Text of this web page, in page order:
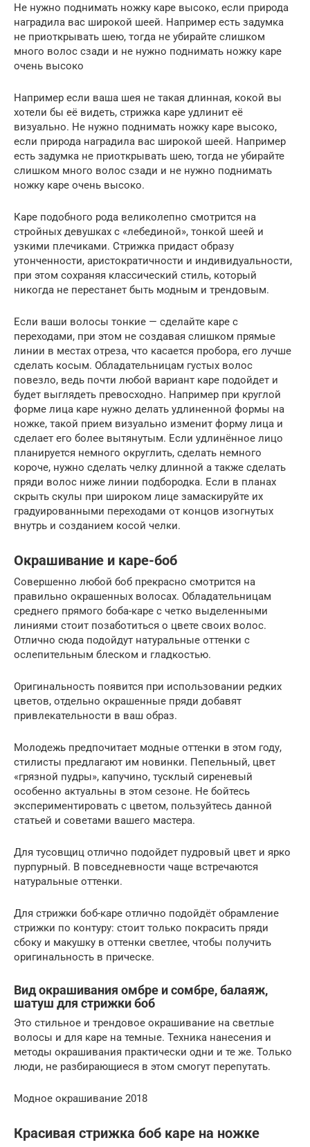
Не нужно поднимать ножку каре высоко, если природа
наградила вас широкой шеей. Например есть задумка
не приоткрывать шею, тогда не убирайте слишком
много волос сзади и не нужно поднимать ножку каре
очень высоко
Например если ваша шея не такая длинная, кокой вы
хотели бы её видеть, стрижка каре удлинит её
визуально. Не нужно поднимать ножку каре высоко,
если природа наградила вас широкой шеей. Например
есть задумка не приоткрывать шею, тогда не убирайте
слишком много волос сзади и не нужно поднимать
ножку каре очень высоко.
Каре подобного рода великолепно смотрится на
стройных девушках с «лебединой», тонкой шеей и
узкими плечиками. Стрижка придаст образу
утонченности, аристократичности и индивидуальности,
при этом сохраняя классический стиль, который
никогда не перестанет быть модным и трендовым.
Если ваши волосы тонкие — сделайте каре с
переходами, при этом не создавая слишком прямые
линии в местах отреза, что касается пробора, его лучше
сделать косым. Обладательницам густых волос
повезло, ведь почти любой вариант каре подойдет и
будет выглядеть превосходно. Например при круглой
форме лица каре нужно делать удлиненной формы на
ножке, такой прием визуально изменит форму лица и
сделает его более вытянутым. Если удлинённое лицо
планируется немного округлить, сделать немного
короче, нужно сделать челку длинной а также сделать
пряди волос ниже линии подбородка. Если в планах
скрыть скулы при широком лице замаскируйте их
градуированными переходами от концов изогнутых
внутрь и созданием косой челки.
Окрашивание и каре-боб
Совершенно любой боб прекрасно смотрится на
правильно окрашенных волосах. Обладательницам
среднего прямого боба-каре с четко выделенными
линиями стоит позаботиться о цвете своих волос.
Отлично сюда подойдут натуральные оттенки с
ослепительным блеском и гладкостью.
Оригинальность появится при использовании редких
цветов, отдельно окрашенные пряди добавят
привлекательности в ваш образ.
Молодежь предпочитает модные оттенки в этом году,
стилисты предлагают им новинки. Пепельный, цвет
«грязной пудры», капучино, тусклый сиреневый
особенно актуальны в этом сезоне. Не бойтесь
экспериментировать с цветом, пользуйтесь данной
статьей и советами вашего мастера.
Для тусовщиц отлично подойдет пудровый цвет и ярко
пурпурный. В повседневности чаще встречаются
натуральные оттенки.
Для стрижки боб-каре отлично подойдёт обрамление
стрижки по контуру: стоит только покрасить пряди
сбоку и макушку в оттенки светлее, чтобы получить
оригинальность в прическе.
Вид окрашивания омбре и сомбре, балаяж,
шатуш для стрижки боб
Это стильное и трендовое окрашивание на светлые
волосы и для каре на темные. Техника нанесения и
методы окрашивания практически одни и те же. Только
люди, не разбирающиеся в этом смогут перепутать.
Модное окрашивание 2018
Красивая стрижка боб каре на ножке